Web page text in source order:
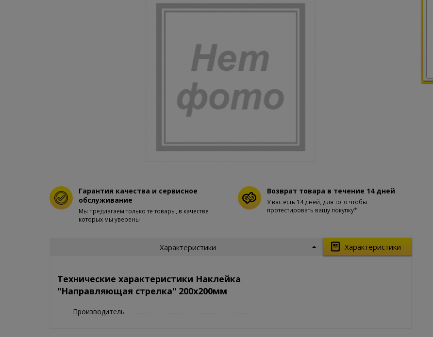
Гарантия качества и сервисное
обслуживание
Мы предлагаем только те товары, в качестве
которых мы уверены
Возврат товара в течение 14 дней
У вас есть 14 дней, для того чтобы
протестировать вашу покупку*
Характеристики
Характеристики
Технические характеристики Наклейка
"Направляющая стрелка" 200х200мм
Производитель